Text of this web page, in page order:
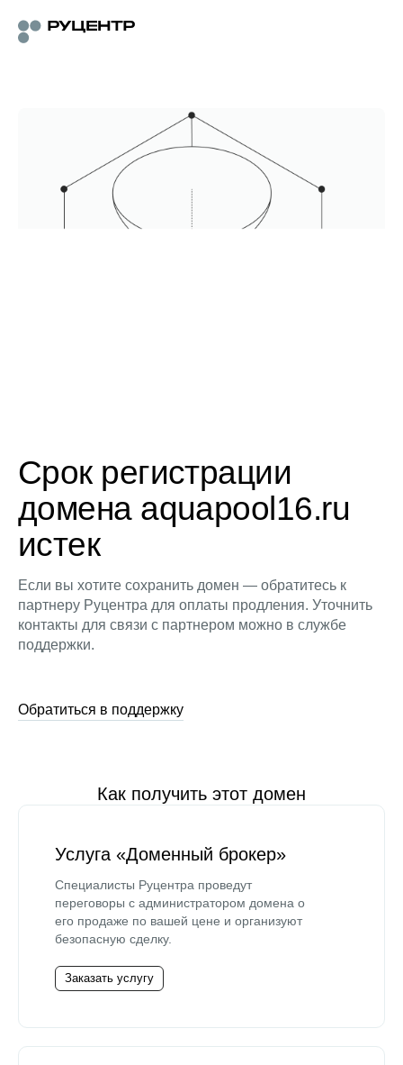
Срок регистрации
домена aquapool16.ru
истек
Если вы хотите сохранить домен — обратитесь к
партнеру Руцентра для оплаты продления. Уточнить
контакты для связи с партнером можно в службе
поддержки.
Обратиться в поддержку
Как получить этот домен
Услуга «Доменный брокер»
Специалисты Руцентра проведут
переговоры с администратором домена о
его продаже по вашей цене и организуют
безопасную сделку.
Заказать услугу